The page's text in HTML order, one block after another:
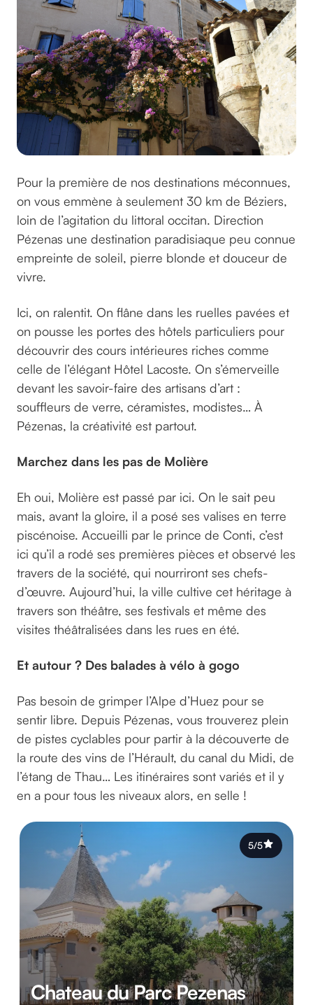
Pour la première de nos destinations méconnues,
on vous emmène à seulement 30 km de Béziers,
loin de l’agitation du littoral occitan. Direction
Pézenas une destination paradisiaque peu connue
empreinte de soleil, pierre blonde et douceur de
vivre.
Ici, on ralentit. On flâne dans les ruelles pavées et
on pousse les portes des hôtels particuliers pour
découvrir des cours intérieures riches comme
celle de l’élégant Hôtel Lacoste. On s’émerveille
devant les savoir-faire des artisans d’art :
souffleurs de verre, céramistes, modistes… À
Pézenas, la créativité est partout.
Marchez dans les pas de Molière
Eh oui, Molière est passé par ici. On le sait peu
mais, avant la gloire, il a posé ses valises en terre
piscénoise. Accueilli par le prince de Conti, c’est
ici qu’il a rodé ses premières pièces et observé les
travers de la société, qui nourriront ses chefs-
d’œuvre. Aujourd’hui, la ville cultive cet héritage à
travers son théâtre, ses festivals et même des
visites théâtralisées dans les rues en été.
Et autour ? Des balades à vélo à gogo
Pas besoin de grimper l’Alpe d’Huez pour se
sentir libre. Depuis Pézenas, vous trouverez plein
de pistes cyclables pour partir à la découverte de
la route des vins de l’Hérault, du canal du Midi, de
l’étang de Thau… Les itinéraires sont variés et il y
en a pour tous les niveaux alors, en selle !
Chateau du Parc Pezenas
5/5